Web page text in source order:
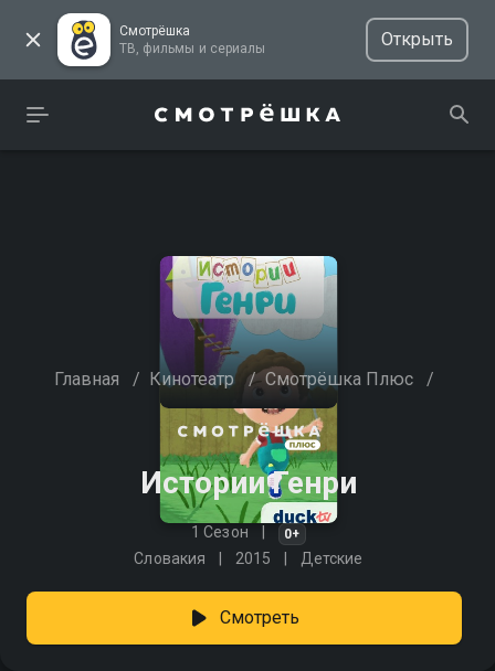
Смотрёшка
ТВ, фильмы и сериалы
Открыть
Главная / Кинотеатр / Смотрёшка Плюс /
Истории Генри
1 Сезон 0+
Словакия 2015 Детские
Смотреть